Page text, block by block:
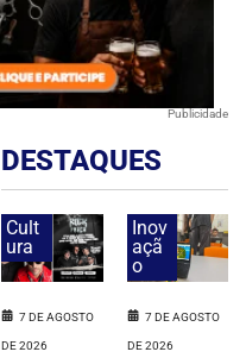
Publicidade
DESTAQUES
Cult
ura
7 DE AGOSTO
DE 2026
Inov
açã
o
7 DE AGOSTO
DE 2026